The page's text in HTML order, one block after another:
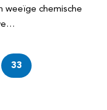
weeïge chemische
33